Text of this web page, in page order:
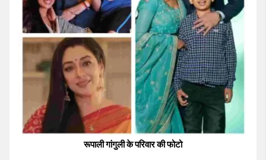
रूपाली गांगुली के परिवार की फोटो